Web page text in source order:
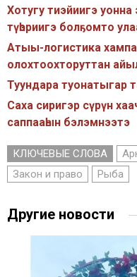
Хотугу тиэйиигэ
түһэриигэ болҕомто
Атыы-логистика
олохтоохторуттан
Туундара туонатыгар
Саха сиригэр сүрүн
саппааһын бэлэмнээтэ
КЛЮЧЕВЫЕ СЛОВА
Закон и право
Рыба
Другие новости